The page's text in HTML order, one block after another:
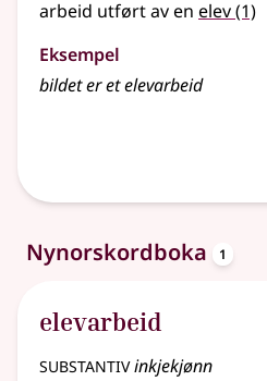
arbeid utført av en elev(1)
Eksempel
bildet er etelevarbeid
Nynorskordboka 1
elevarbeid
substantivinkjekjønn